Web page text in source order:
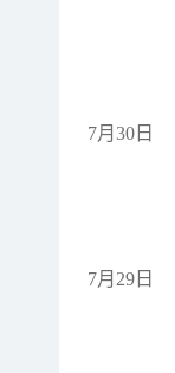
7月30日
7月29日